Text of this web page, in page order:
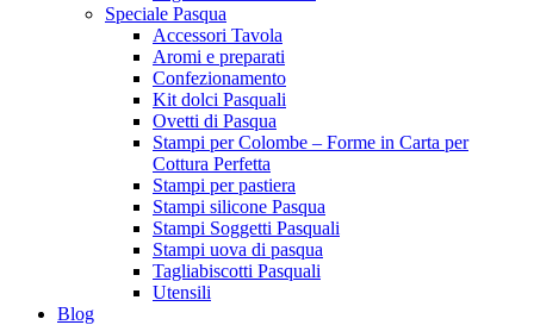
Speciale Pasqua
Accessori Tavola
Aromi e preparati
Confezionamento
Kit dolci Pasquali
Ovetti di Pasqua
Stampi per Colombe – Forme in Carta per
Cottura Perfetta
Stampi per pastiera
Stampi silicone Pasqua
Stampi Soggetti Pasquali
Stampi uova di pasqua
Tagliabiscotti Pasquali
Utensili
Blog